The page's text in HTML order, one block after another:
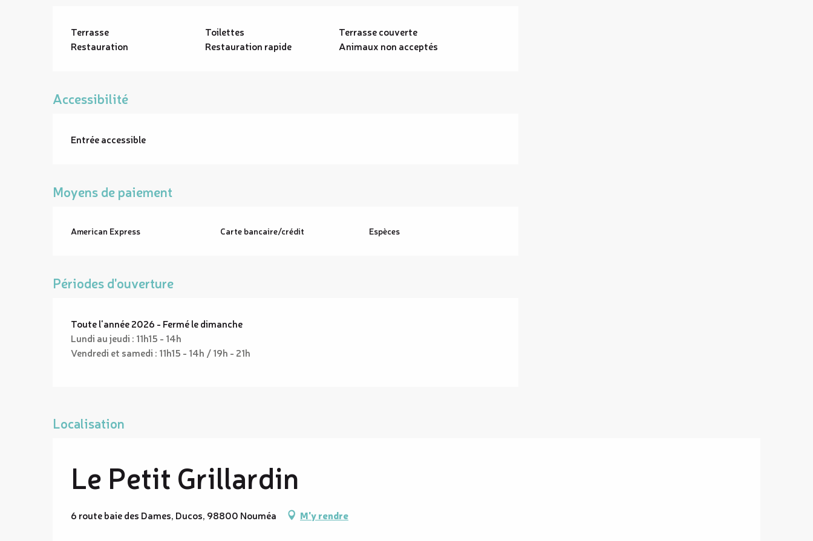
Terrasse Toilettes
Terrasse couverte
Restauration
Restauration rapide Animaux non acceptés
Accessibilité
Entrée accessible
Moyens de paiement
American Express Carte bancaire/crédit Espèces
Périodes d'ouverture
Toute l'année 2026 - Fermé le dimanche
Lundi au jeudi : 11h15 - 14h
Vendredi et samedi : 11h15 - 14h / 19h - 21h
Localisation
Le Petit Grillardin
6 route baie des Dames, Ducos, 98800 Nouméa M'y rendre